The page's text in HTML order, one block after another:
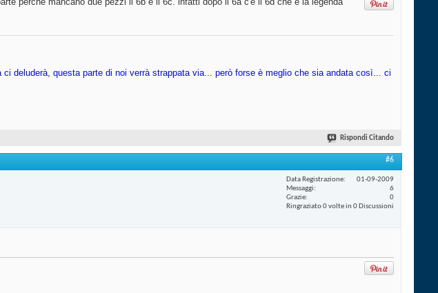
deluderà, questa parte di noi verrà strappata via... però forse è meglio che sia andata così... ci
Rispondi Citando
#6
Data Registrazione
01-09-2009
Messaggi
6
Grazie
0
Ringraziato 0 volte in 0 Discussioni